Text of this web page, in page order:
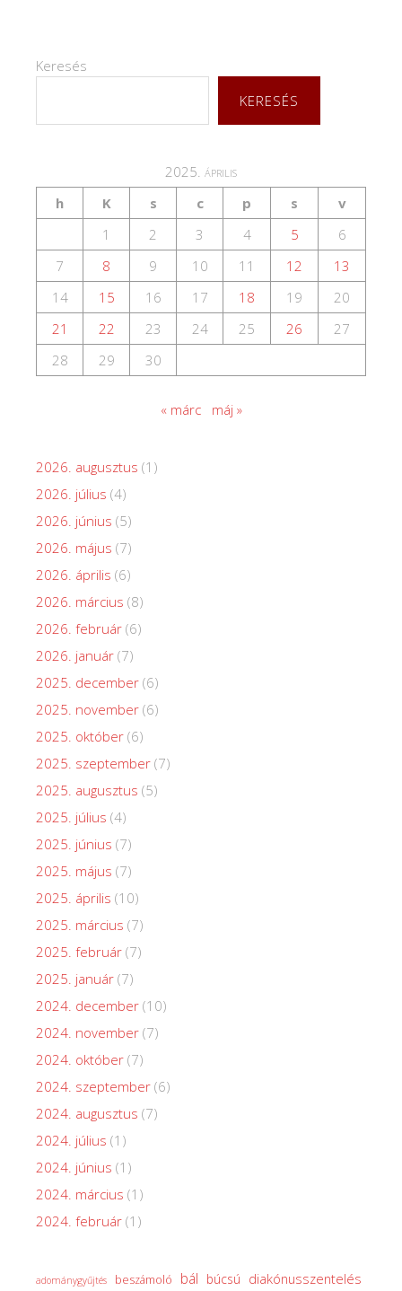
Keresés
KERESÉS
2025. április
h
K s c p s
v
1
2 3 4 5
6
7
8 9 10 11 12
13
14
15 16 17 18 19
20
21
22 23 24 25 26
27
28
29 30
« márc máj »
2026. augusztus (1)
2026. július (4)
2026. június (5)
2026. május (7)
2026. április (6)
2026. március (8)
2026. február (6)
2026. január (7)
2025. december (6)
2025. november (6)
2025. október (6)
2025. szeptember (7)
2025. augusztus (5)
2025. július (4)
2025. június (7)
2025. május (7)
2025. április (10)
2025. március (7)
2025. február (7)
2025. január (7)
2024. december (10)
2024. november (7)
2024. október (7)
2024. szeptember (6)
2024. augusztus (7)
2024. július (1)
2024. június (1)
2024. március (1)
2024. február (1)
adománygyűjtés beszámoló bál búcsú diakónusszentelés